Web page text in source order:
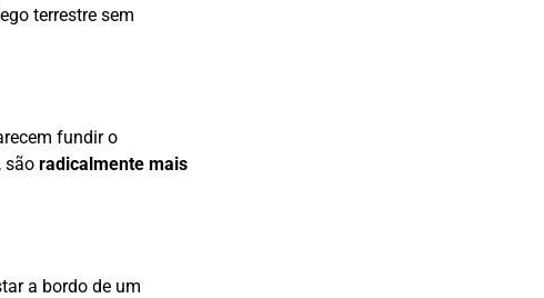
terrestre sem
fundir o
são radicalmente mais
a bordo de um